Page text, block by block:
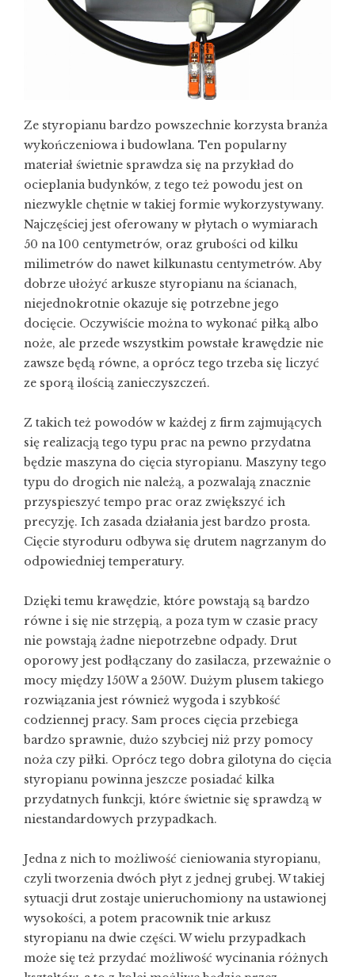
Ze styropianu bardzo powszechnie korzysta branża
wykończeniowa i budowlana. Ten popularny
materiał świetnie sprawdza się na przykład do
ocieplania budynków, z tego też powodu jest on
niezwykle chętnie w takiej formie wykorzystywany.
Najczęściej jest oferowany w płytach o wymiarach
50 na 100 centymetrów, oraz grubości od kilku
milimetrów do nawet kilkunastu centymetrów. Aby
dobrze ułożyć arkusze styropianu na ścianach,
niejednokrotnie okazuje się potrzebne jego
docięcie. Oczywiście można to wykonać piłką albo
noże, ale przede wszystkim powstałe krawędzie nie
zawsze będą równe, a oprócz tego trzeba się liczyć
ze sporą ilością zanieczyszczeń.
Z takich też powodów w każdej z firm zajmujących
się realizacją tego typu prac na pewno przydatna
będzie maszyna do cięcia styropianu. Maszyny tego
typu do drogich nie należą, a pozwalają znacznie
przyspieszyć tempo prac oraz zwiększyć ich
precyzję. Ich zasada działania jest bardzo prosta.
Cięcie styroduru odbywa się drutem nagrzanym do
odpowiedniej temperatury.
Dzięki temu krawędzie, które powstają są bardzo
równe i się nie strzępią, a poza tym w czasie pracy
nie powstają żadne niepotrzebne odpady. Drut
oporowy jest podłączany do zasilacza, przeważnie o
mocy między 150W a 250W. Dużym plusem takiego
rozwiązania jest również wygoda i szybkość
codziennej pracy. Sam proces cięcia przebiega
bardzo sprawnie, dużo szybciej niż przy pomocy
noża czy piłki. Oprócz tego dobra gilotyna do cięcia
styropianu powinna jeszcze posiadać kilka
przydatnych funkcji, które świetnie się sprawdzą w
niestandardowych przypadkach.
Jedna z nich to możliwość cieniowania styropianu,
czyli tworzenia dwóch płyt z jednej grubej. W takiej
sytuacji drut zostaje unieruchomiony na ustawionej
wysokości, a potem pracownik tnie arkusz
styropianu na dwie części. W wielu przypadkach
może się też przydać możliwość wycinania różnych